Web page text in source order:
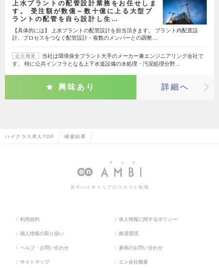
上水プラントの配管設計業務をお任せしま
す。 受注額が数億～数⼗億に上る大型プ
ラントの配管を⾃ら設計し⽣…
【具体的には】 上水プラントの配管設計を担当頂きます。 プラント内配置設
計、プロセスをつなぐ配管設計・複数のメンバーとの調整…
会社概要
当社は環境保全プラント大手のメーカー兼エンジニアリング会社で
す。 特に公共インフラとなる上下水道設備の水処理・汚泥処理分野…
興味あり 詳細へ
ハイクラス求人TOP 検索結果
若手ハイキャリアのスカウト転職
利用規約 求人情報に関するポリシー
個人情報の取り扱い 推奨環境
ヘルプ・お問い合わせ 参画のお問い合わせ
サイトマップ エン会社概要